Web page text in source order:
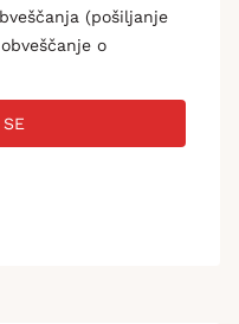
(pošiljanje
o